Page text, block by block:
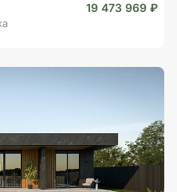
19 473 969 ₽